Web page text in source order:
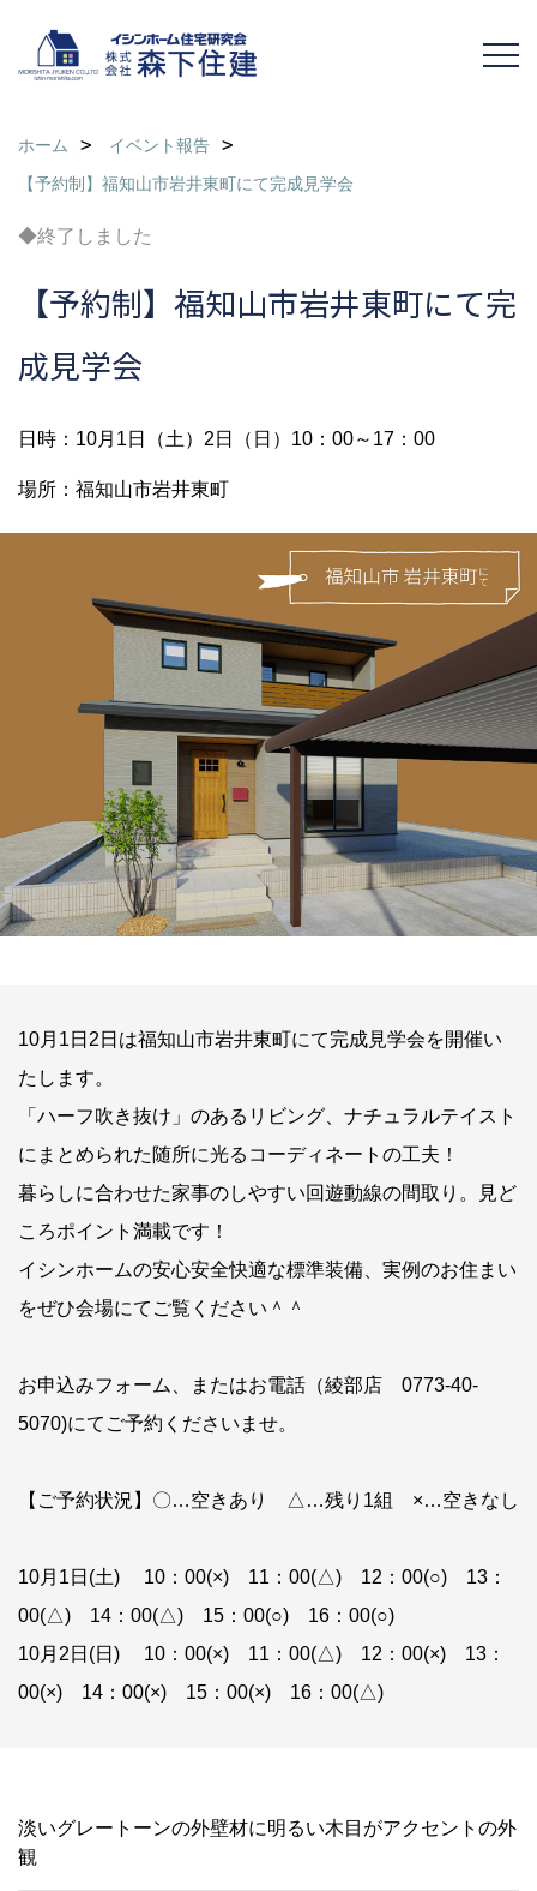
ホーム
イベント報告
【予約制】福知山市岩井東町にて完成見学会
◆終了しました
【予約制】福知山市岩井東町にて完
成見学会
日時：10月1日（土）2日（日）10：00～17：00
場所：福知山市岩井東町
10月1日2日は福知山市岩井東町にて完成見学会を開催い
たします。
「ハーフ吹き抜け」のあるリビング、ナチュラルテイスト
にまとめられた随所に光るコーディネートの工夫！
暮らしに合わせた家事のしやすい回遊動線の間取り。見ど
ころポイント満載です！
イシンホームの安心安全快適な標準装備、実例のお住まい
をぜひ会場にてご覧ください＾＾
お申込みフォーム、またはお電話（綾部店 0773-40-
5070)にてご予約くださいませ。
【ご予約状況】〇…空きあり △…残り1組 ×…空きなし
10月1日(土) 10：00(×) 11：00(△) 12：00(○) 13：
00(△) 14：00(△) 15：00(○) 16：00(○)
10月2日(日) 10：00(×) 11：00(△) 12：00(×) 13：
00(×) 14：00(×) 15：00(×) 16：00(△)
淡いグレートーンの外壁材に明るい木目がアクセントの外
観